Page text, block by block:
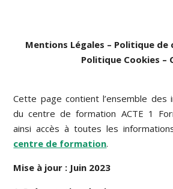
Mentions Légales – Politique
Politique Cookies –
Cette page contient l’ensemble des
du centre de formation ACTE 1
ainsi accès à toutes les
centre de formation.
Mise à jour : Juin 2023